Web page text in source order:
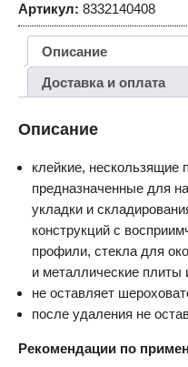
Артикул: 8332140408
Описание
Доставка и оплата
Описание
клейкие, нескользящие
предназначенные для
укладки и
конструкций с
профили, стекла для
и металлические плиты
не оставляет
после удаления не
Рекомендации по